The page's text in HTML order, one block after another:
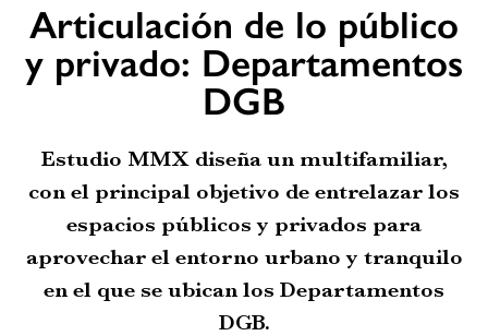
Articulación de lo público
y privado: Departamentos
DGB
Estudio MMX diseña un multifamiliar,
con el principal objetivo de entrelazar los
espacios públicos y privados para
aprovechar el entorno urbano y tranquilo
en el que se ubican los Departamentos
DGB.